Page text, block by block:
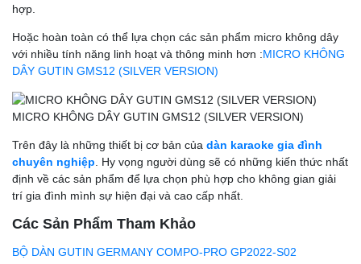
hợp.
Hoặc hoàn toàn có thể lựa chọn các sản phẩm micro không dây
với nhiều tính năng linh hoạt và thông minh hơn :MICRO KHÔNG
DÂY GUTIN GMS12 (SILVER VERSION)
MICRO KHÔNG DÂY GUTIN GMS12 (SILVER VERSION)
Trên đây là những thiết bị cơ bản của dàn karaoke gia đình
chuyên nghiệp . Hy vọng người dùng sẽ có những kiến thức nhất
định về các sản phẩm để lựa chọn phù hợp cho không gian giải
trí gia đình mình sự hiện đại và cao cấp nhất.
Các Sản Phẩm Tham Khảo
BỘ DÀN GUTIN GERMANY COMPO-PRO GP2022-S02